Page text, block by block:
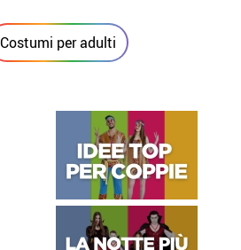
Costumi per adulti